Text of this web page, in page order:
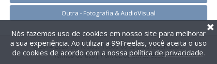
Outra - Fotografia & AudioVisual
@2014-2026 99Freelas. Todos os direitos reservados.
Termos de uso| Política de privacidade
Nós fazemos uso de cookies em nosso site para melhorar
a sua experiência. Ao utilizar a 99Freelas, você aceita o uso
de cookies de acordo com a nossa política de privacidade.